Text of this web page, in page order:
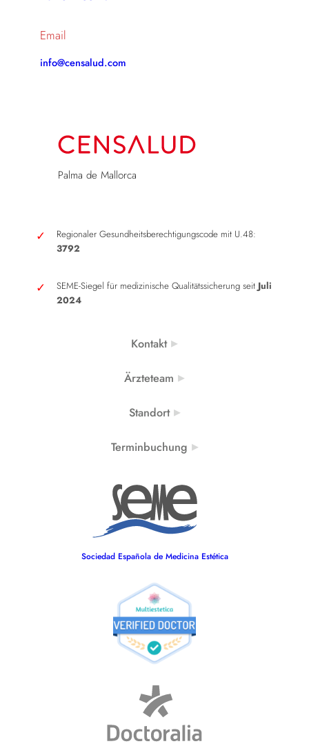
Email
info@censalud.com
Palma de Mallorca
Regionaler Gesundheitsberechtigungscode mit U.48:
3792
SEME-Siegel für medizinische Qualitätssicherung seit Juli
2024
Kontakt
Ärzteteam
Standort
Terminbuchung
Sociedad Española de Medicina Estética